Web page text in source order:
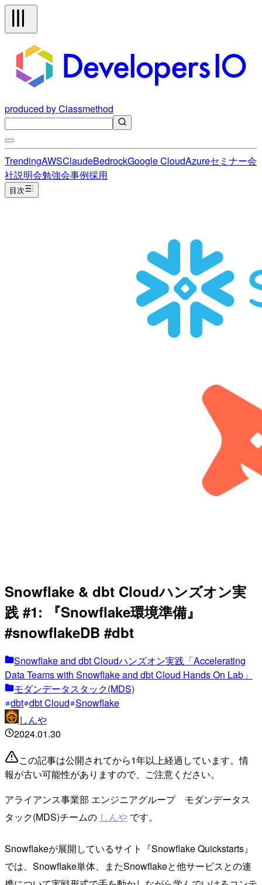
produced by Classmethod
TrendingAWSClaudeBedrockGoogle CloudAzureセミナー会
社説明会勉強会事例採用
目次
Snowflake & dbt Cloudハンズオン実
践 #1: 『Snowflake環境準備』
#snowflakeDB #dbt
Snowflake and dbt Cloudハンズオン実践「Accelerating
Data Teams with Snowflake and dbt Cloud Hands On Lab」
モダンデータスタック(MDS)
dbt dbt Cloud Snowflake
しんや
2024.01.30
この記事は公開されてから1年以上経過しています。情
報が古い可能性がありますので、ご注意ください。
アライアンス事業部 エンジニアグループ モダンデータス
タック(MDS)チームの しんや です。
Snowflakeが展開しているサイト『Snowflake Quickstarts』
では、Snowflake単体、またSnowflakeと他サービスとの連